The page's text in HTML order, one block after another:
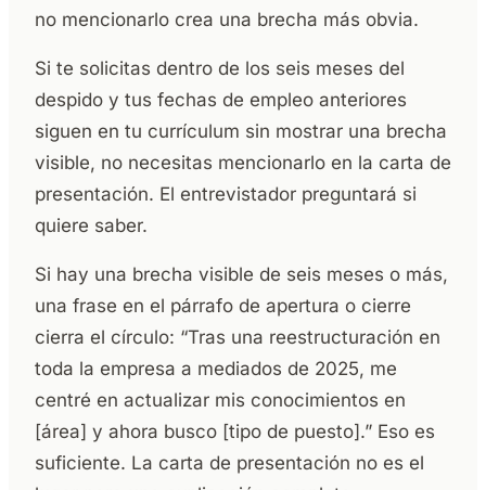
no mencionarlo crea una brecha más obvia.
Si te solicitas dentro de los seis meses del
despido y tus fechas de empleo anteriores
siguen en tu currículum sin mostrar una brecha
visible, no necesitas mencionarlo en la carta de
presentación. El entrevistador preguntará si
quiere saber.
Si hay una brecha visible de seis meses o más,
una frase en el párrafo de apertura o cierre
cierra el círculo: “Tras una reestructuración en
toda la empresa a mediados de 2025, me
centré en actualizar mis conocimientos en
[área] y ahora busco [tipo de puesto].” Eso es
suficiente. La carta de presentación no es el